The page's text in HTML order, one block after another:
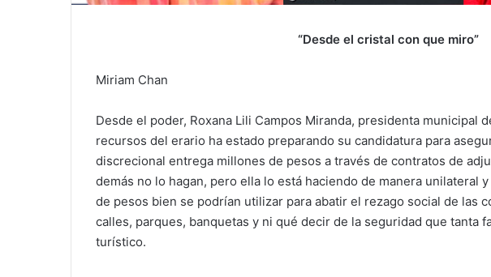
“Desde el cristal con que miro”
Miriam Chan
Desde el poder, Roxana Lili Campos Miranda, presidenta municipal
recursos del erario ha estado preparando su candidatura para
discrecional entrega millones de pesos a través de contratos de
demás no lo hagan, pero ella lo está haciendo de manera unilateral
de pesos bien se podrían utilizar para abatir el rezago social de las
calles, parques, banquetas y ni qué decir de la seguridad que tanta
turístico.